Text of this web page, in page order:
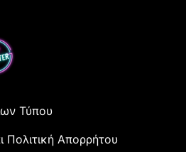
Τύπου
Πολιτική Απορρήτου